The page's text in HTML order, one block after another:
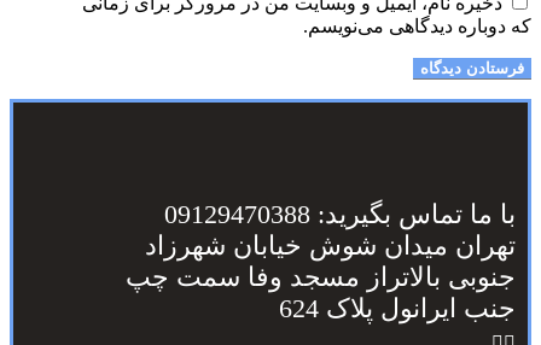
که دوباره دیدگاهی می‌نویسم.
با ما تماس بگیرید: 09129470388
تهران میدان شوش خیابان شهرزاد
جنوبی بالاتراز مسجد وفا سمت چپ
جنب ایرانول پلاک 624